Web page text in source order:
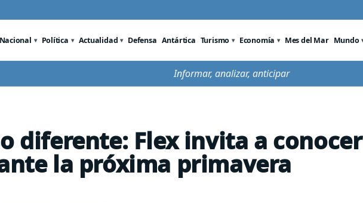
Nacional Política Actualidad Defensa Antártica Turismo Economía Mes del Mar Mundo
Informar, analizar, anticipar
diferente: Flex invita a conocer
la próxima primavera